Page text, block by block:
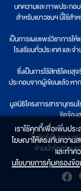
บทความและภาพประกอ
สำหรับเยาวชนฯ นี้ใช้ส
เป็นการเผยแพร่วิชาการให้
โรงเรียนทั่วประเทศ และ
ซึ่งเป็นการใช้สิทธิโดย
ประกอบจากผู้เขียนแล้ว หา
มูลนิธิโครงการสารานุกร
ขัดข้อง
ลิขสิทธิ์เป็นของมูล
ห้ามนำข้อความ
เราใช้คุกกี้เพื่อเพิ่มปร
โฆษณาให้ตรงกับความส
และทำค
นโยบายการคุ้มครองข้